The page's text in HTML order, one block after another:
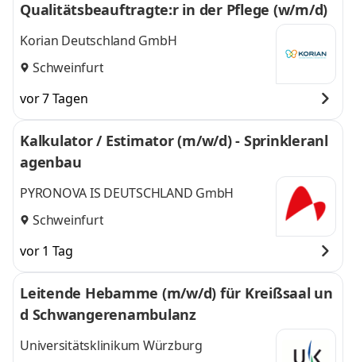
Qualitätsbeauftragte:r in der Pflege (w/m/d)
Korian Deutschland GmbH
Schweinfurt
vor 7 Tagen
Kalkulator / Estimator (m/w/d) - Sprinkleranl
agenbau
PYRONOVA IS DEUTSCHLAND GmbH
Schweinfurt
vor 1 Tag
Leitende Hebamme (m/w/d) für Kreißsaal un
d Schwangerenambulanz
Universitätsklinikum Würzburg